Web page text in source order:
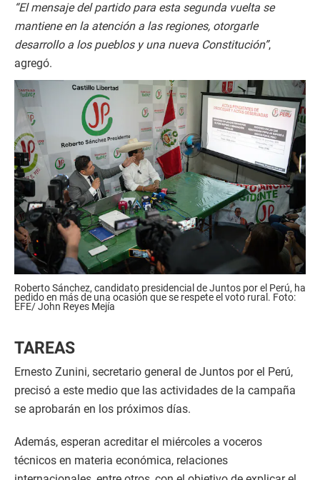
“El mensaje del partido para esta segunda vuelta se
mantiene en la atención a las regiones, otorgarle
desarrollo a los pueblos y una nueva Constitución”,
agregó.
Roberto Sánchez, candidato presidencial de Juntos por el Perú, ha
pedido en más de una ocasión que se respete el voto rural. Foto:
EFE/ John Reyes Mejía
TAREAS
Ernesto Zunini, secretario general de Juntos por el Perú,
precisó a este medio que las actividades de la campaña
se aprobarán en los próximos días.
Además, esperan acreditar el miércoles a voceros
técnicos en materia económica, relaciones